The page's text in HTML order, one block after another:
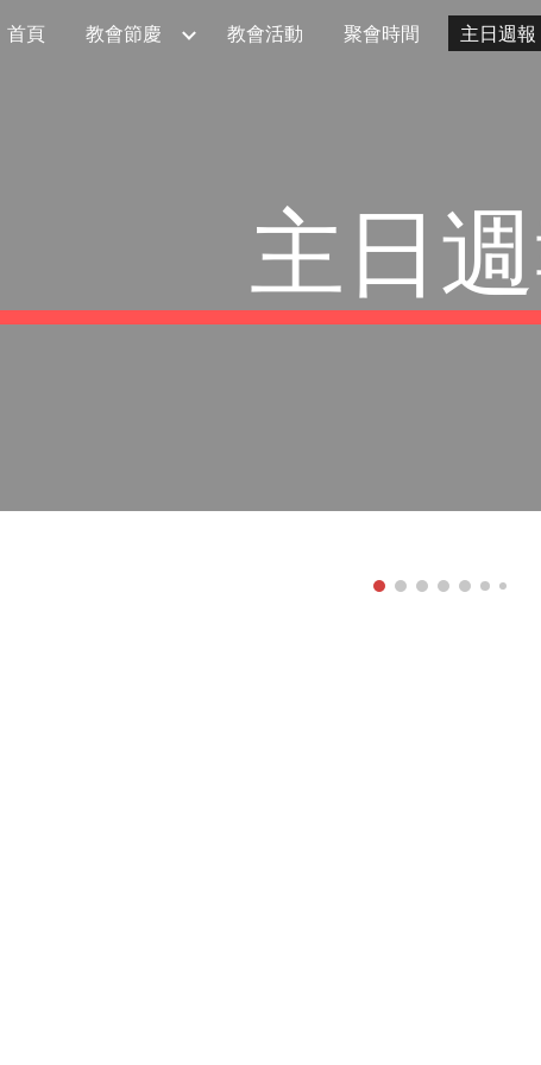
Skip to main content
首頁 教會節慶 教會活動 聚會時間 主日週報
主日